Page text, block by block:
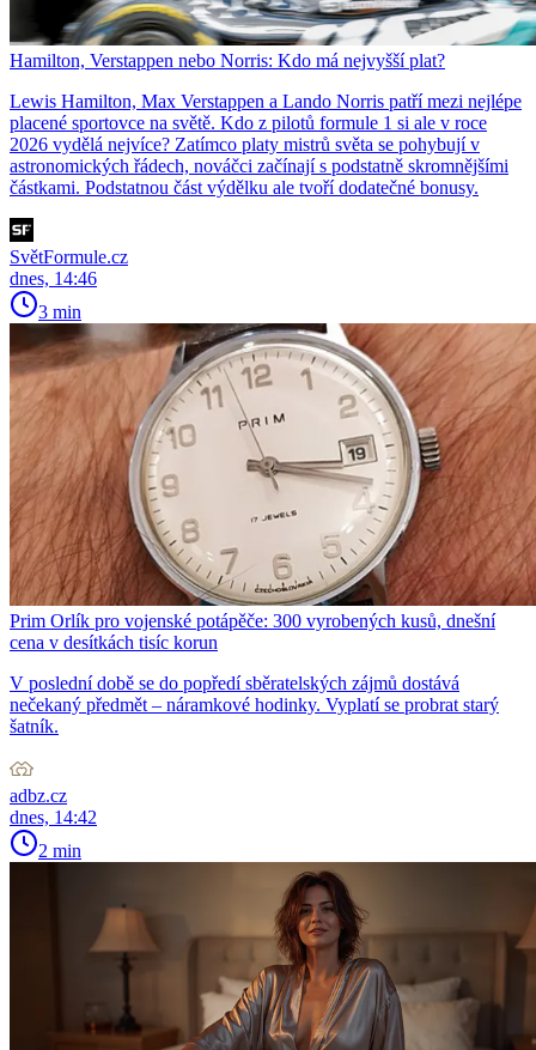
Hamilton, Verstappen nebo Norris: Kdo má nejvyšší plat?
Lewis Hamilton, Max Verstappen a Lando Norris patří mezi nejlépe
placené sportovce na světě. Kdo z pilotů formule 1 si ale v roce
2026 vydělá nejvíce? Zatímco platy mistrů světa se pohybují v
astronomických řádech, nováčci začínají s podstatně skromnějšími
částkami. Podstatnou část výdělku ale tvoří dodatečné bonusy.
SvětFormule.cz
dnes, 14:46
3 min
Prim Orlík pro vojenské potápěče: 300 vyrobených kusů, dnešní
cena v desítkách tisíc korun
V poslední době se do popředí sběratelských zájmů dostává
nečekaný předmět – náramkové hodinky. Vyplatí se probrat starý
šatník.
adbz.cz
dnes, 14:42
2 min